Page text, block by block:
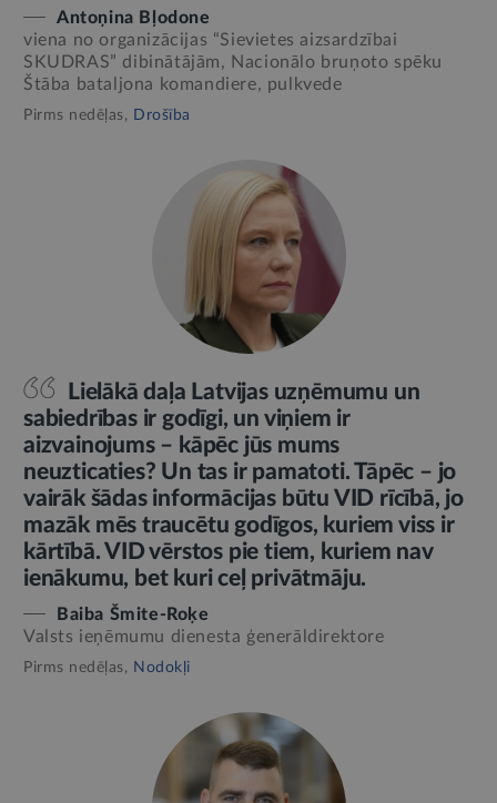
Antoņina Bļodone
viena no organizācijas “Sievietes aizsardzībai
SKUDRAS” dibinātājām, Nacionālo bruņoto spēku
Štāba bataljona komandiere, pulkvede
Pirms nedēļas, Drošība
Lielākā daļa Latvijas uzņēmumu un
sabiedrības ir godīgi, un viņiem ir
aizvainojums – kāpēc jūs mums
neuzticaties? Un tas ir pamatoti. Tāpēc – jo
vairāk šādas informācijas būtu VID rīcībā, jo
mazāk mēs traucētu godīgos, kuriem viss ir
kārtībā. VID vērstos pie tiem, kuriem nav
ienākumu, bet kuri ceļ privātmāju.
Baiba Šmite-Roķe
Valsts ieņēmumu dienesta ģenerāldirektore
Pirms nedēļas, Nodokļi